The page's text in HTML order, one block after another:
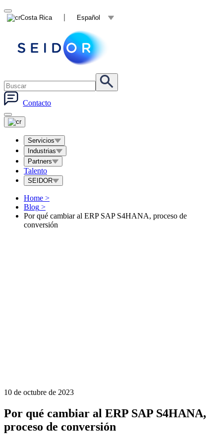
Costa Rica Español
Contacto
Servicios
Industrias
Partners
Talento
SEIDOR
Home >
Blog >
Por qué cambiar al ERP SAP S4HANA, proceso de
conversión
10 de octubre de 2023
Por qué cambiar al ERP SAP S4HANA,
proceso de conversión